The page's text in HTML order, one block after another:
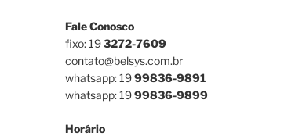
Fale Conosco
fixo: 193272-7609
contato@belsys.com.br
whatsapp: 1999836-9891
whatsapp: 1999836-9899
Horário